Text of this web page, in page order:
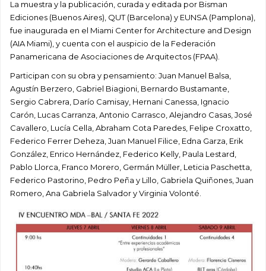
La muestra y la publicación, curada y editada por Bisman
Ediciones (Buenos Aires), QUT (Barcelona) y EUNSA (Pamplona),
fue inaugurada en el Miami Center for Architecture and Design
(AIA Miami), y cuenta con el auspicio de la Federación
Panamericana de Asociaciones de Arquitectos (FPAA).
Participan con su obra y pensamiento: Juan Manuel Balsa,
Agustín Berzero, Gabriel Biagioni, Bernardo Bustamante,
Sergio Cabrera, Darío Camisay, Hernani Canessa, Ignacio
Carón, Lucas Carranza, Antonio Carrasco, Alejandro Casas, José
Cavallero, Lucía Cella, Abraham Cota Paredes, Felipe Croxatto,
Federico Ferrer Deheza, Juan Manuel Filice, Edna Garza, Erik
González, Enrico Hernández, Federico Kelly, Paula Lestard,
Pablo Llorca, Franco Morero, Germán Müller, Leticia Paschetta,
Federico Pastorino, Pedro Peña y Lillo, Gabriela Quiñones, Juan
Romero, Ana Gabriela Salvador y Virginia Volonté.